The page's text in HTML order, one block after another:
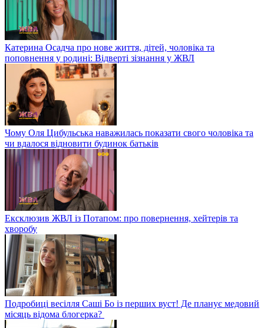
Катерина Осадча про нове життя, дітей, чоловіка та
поповнення у родині: Відверті зізнання у ЖВЛ
Чому Оля Цибульська наважилась показати свого чоловіка та
чи вдалося відновити будинок батьків
Ексклюзив ЖВЛ із Потапом: про повернення, хейтерів та
хворобу
Подробиці весілля Саші Бо із перших вуст! Де планує медовий
місяць відома блогерка?